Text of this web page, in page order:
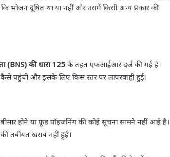
भोजन दूषित था या नहीं और उसमें किसी अन्य प्रकार की
(BNS) की धारा 125 के तहत एफआईआर दर्ज की गई है।
पहुंची और इसके लिए किस स्तर पर लापरवाही हुई।
होने या फूड पॉइजनिंग की कोई सूचना सामने नहीं आई है।
तबीयत खराब नहीं हुई।